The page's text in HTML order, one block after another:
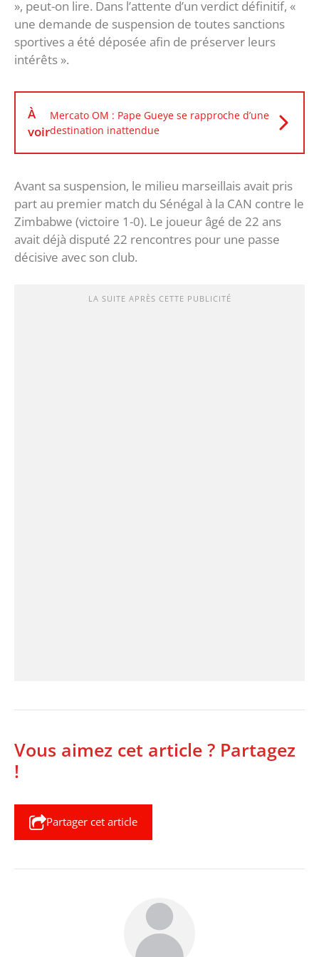
», peut-on lire. Dans l’attente d’un verdict définitif, «
une demande de suspension de toutes sanctions
sportives a été déposée afin de préserver leurs
intérêts ».
À
voir
Mercato OM : Pape Gueye se rapproche d’une
destination inattendue
Avant sa suspension, le milieu marseillais avait pris
part au premier match du Sénégal à la CAN contre le
Zimbabwe (victoire 1-0). Le joueur âgé de 22 ans
avait déjà disputé 22 rencontres pour une passe
décisive avec son club.
LA SUITE APRÈS CETTE PUBLICITÉ
Vous aimez cet article ? Partagez
!
Partager cet article